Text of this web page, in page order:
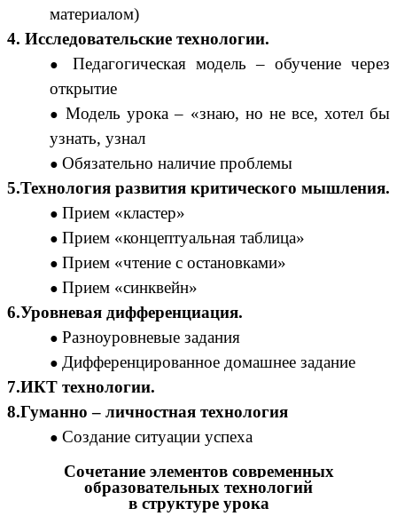
материалом)
4. Исследовательские технологии.
Педагогическая модель – обучение через
открытие
Модель урока – «знаю, но не все, хотел бы
узнать, узнал
Обязательно наличие проблемы
5.Технология развития критического мышления.
Прием «кластер»
Прием «концептуальная таблица»
Прием «чтение с остановками»
Прием «синквейн»
6.Уровневая дифференциация.
Разноуровневые задания
Дифференцированное домашнее задание
7.ИКТ технологии.
8.Гуманно – личностная технология
Создание ситуации успеха
Сочетание элементов современных
образовательных технологий
в структуре урока